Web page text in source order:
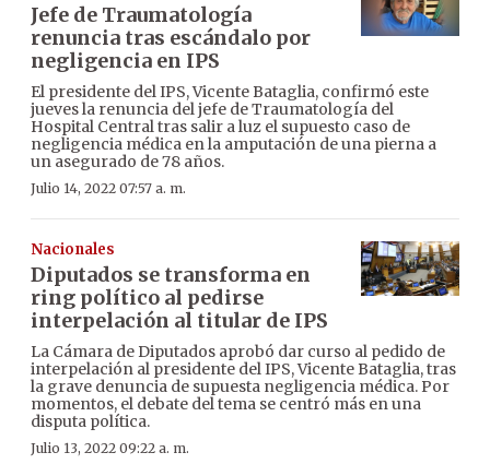
Jefe de Traumatología
renuncia tras escándalo por
negligencia en IPS
El presidente del IPS, Vicente Bataglia, confirmó este
jueves la renuncia del jefe de Traumatología del
Hospital Central tras salir a luz el supuesto caso de
negligencia médica en la amputación de una pierna a
un asegurado de 78 años.
Julio 14, 2022 07:57 a. m.
Nacionales
Diputados se transforma en
ring político al pedirse
interpelación al titular de IPS
La Cámara de Diputados aprobó dar curso al pedido de
interpelación al presidente del IPS, Vicente Bataglia, tras
la grave denuncia de supuesta negligencia médica. Por
momentos, el debate del tema se centró más en una
disputa política.
Julio 13, 2022 09:22 a. m.